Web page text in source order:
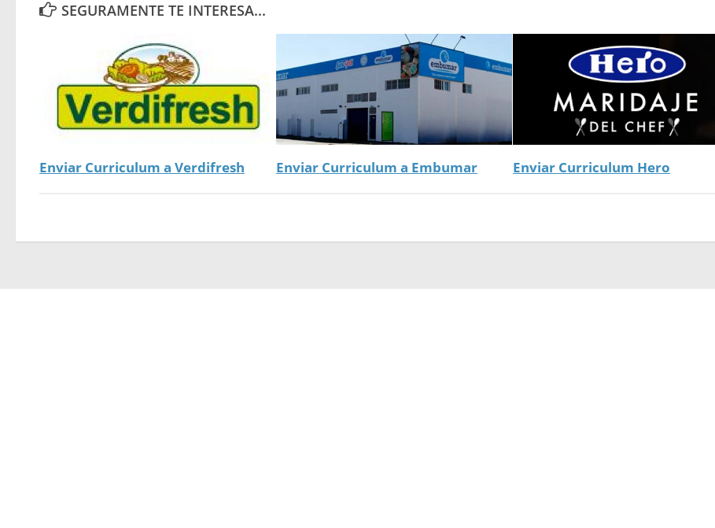
SEGURAMENTE TE INTERESA...
Enviar Curriculum a Verdifresh Enviar Curriculum a Embumar Enviar Curriculum Hero